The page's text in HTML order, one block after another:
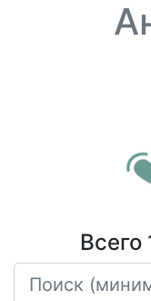
Всего